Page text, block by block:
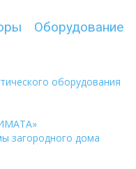
Оборудование
оборудования
загородного дома